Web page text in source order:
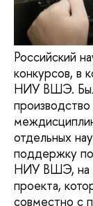
Российский
конкурсов, в
НИУ ВШЭ.
отдельных
поддержку
НИУ ВШЭ, на
проекта,
совместно с